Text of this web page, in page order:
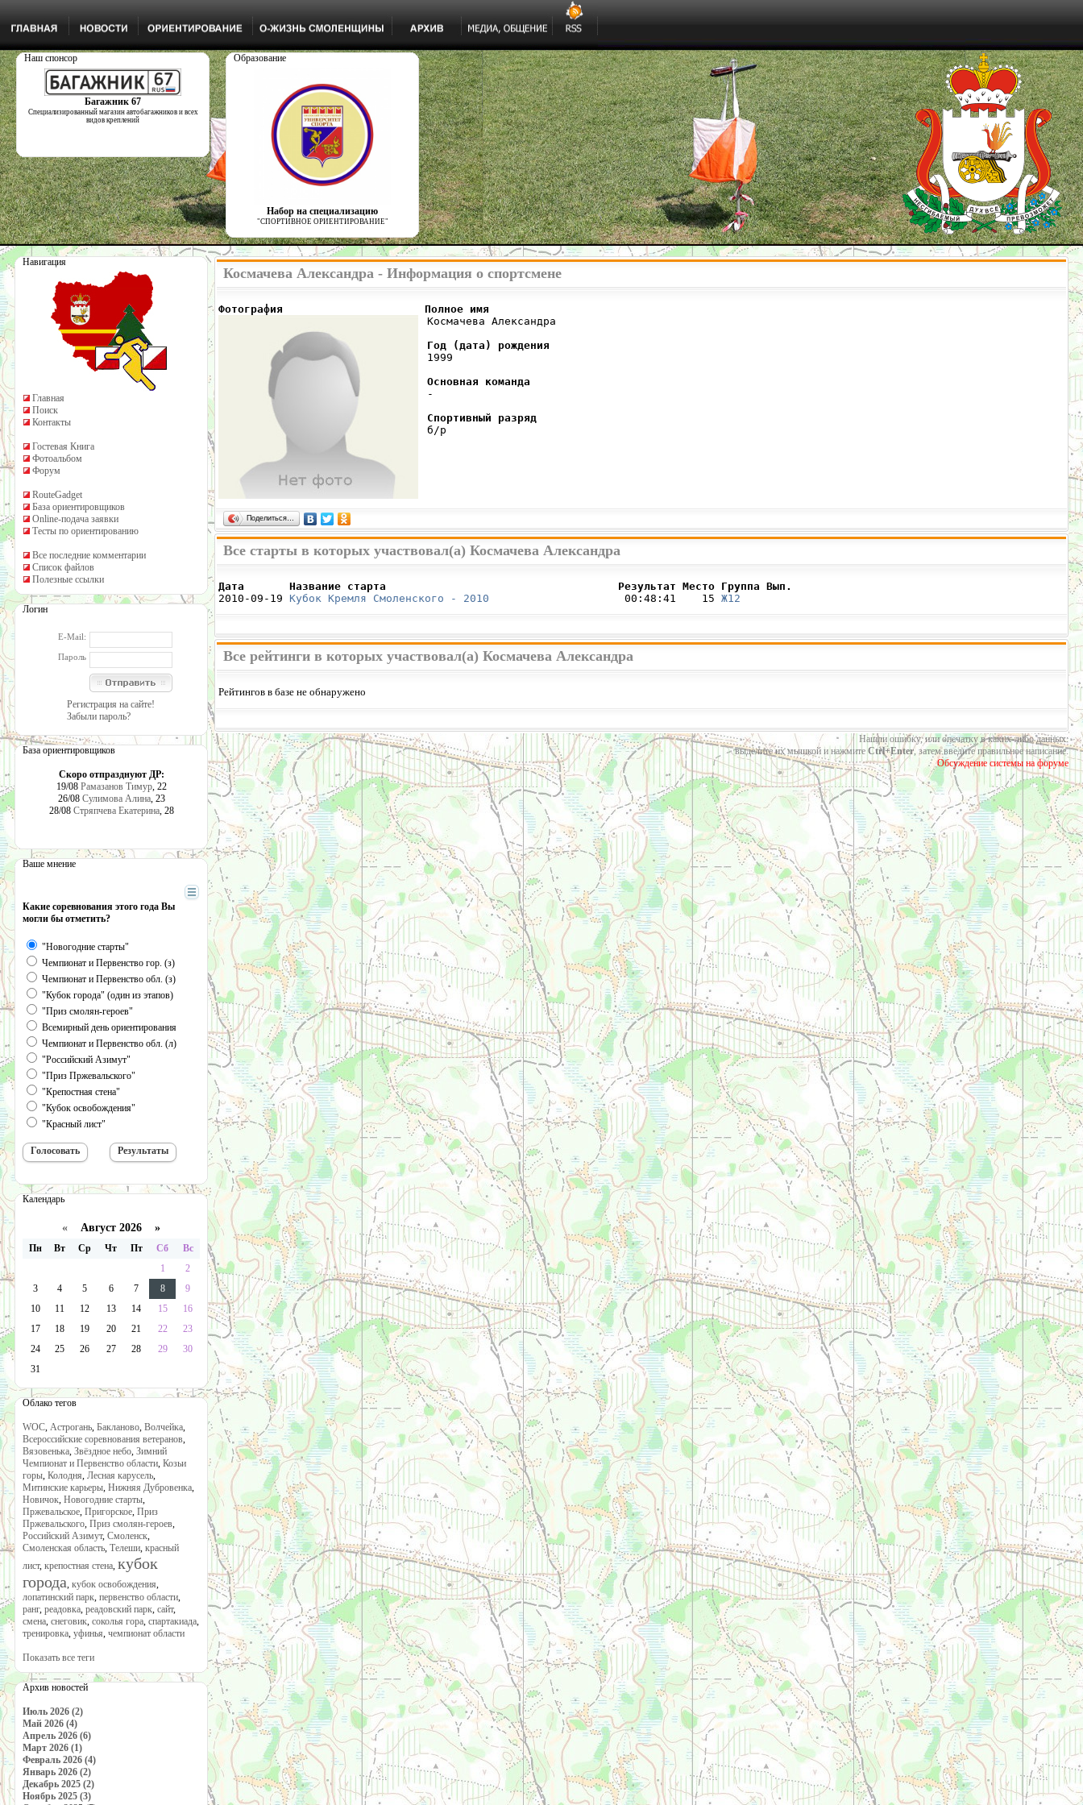
Наш спонсор
Багажник 67
Специализированный магазин автобагажников и всех
видов креплений
Образование
Набор на специализацию
"СПОРТИВНОЕ ОРИЕНТИРОВАНИЕ"
Навигация
Главная
Поиск
Контакты
Гостевая Книга
Фотоальбом
Форум
RouteGadget
База ориентировщиков
Online-подача заявки
Тесты по ориентированию
Все последние комментарии
Список файлов
Полезные ссылки
Логин
E-Mail:
Пароль
Регистрация на сайте!
Забыли пароль?
База ориентировщиков
Скоро отпразднуют ДР:
19/08 Рамазанов Тимур, 22
26/08 Сулимова Алина, 23
28/08 Стряпчева Екатерина, 28
Ваше мнение
Какие соревнования этого года Вы
могли бы отметить?
"Новогодние старты"
Чемпионат и Первенство гор. (з)
Чемпионат и Первенство обл. (з)
"Кубок города" (один из этапов)
"Приз смолян-героев"
Всемирный день ориентирования
Чемпионат и Первенство обл. (л)
"Российский Азимут"
"Приз Пржевальского"
"Крепостная стена"
"Кубок освобождения"
"Красный лист"
Календарь
« Август 2026 »
Пн Вт Ср Чт Пт Сб
Вс
1
2
3
4 5 6 7 8
9
10
11 12 13 14 15
16
17
18 19 20 21 22
23
24
25 26 27 28 29
30
31
Облако тегов
WOC, Астрогань, Бакланово, Волчейка,
Всероссийские соревнования ветеранов,
Вязовенька, Звёздное небо, Зимний
Чемпионат и Первенство области, Козьи
горы, Колодня, Лесная карусель,
Митинские карьеры, Нижняя Дубровенка,
Новичок, Новогодние старты,
Пржевальское, Пригорское, Приз
Пржевальского, Приз смолян-героев,
Российский Азимут, Смоленск,
Смоленская область, Телеши, красный
лист, крепостная стена, кубок
города, кубок освобождения,
лопатинский парк, первенство области,
ранг, реадовка, реадовский парк, сайт,
смена, снеговик, соколья гора, спартакиада,
тренировка, уфинья, чемпионат области
Показать все теги
Архив новостей
Июль 2026 (2)
Май 2026 (4)
Апрель 2026 (6)
Март 2026 (1)
Февраль 2026 (4)
Январь 2026 (2)
Декабрь 2025 (2)
Ноябрь 2025 (3)
Космачева Александра - Информация о спортсмене
Фотография                      Полное имя
Космачева Александра
Год (дата) рождения
1999
Основная команда
-
Спортивный разряд
б/р
Поделиться…
Все старты в которых участвовал(а) Космачева Александра
Дата       Название старта                                    Результат Место Группа Вып.
2010-09-19 Кубок Кремля Смоленского - 2010
                     00:48:41    15
Ж12
Все рейтинги в которых участвовал(а) Космачева Александра
Рейтингов в базе не обнаружено
Нашли ошибку, или опечатку в каких-либо данных:
выделите их мышкой и нажмите Ctrl+Enter, затем введите правильное написание.
Обсуждение системы на форуме